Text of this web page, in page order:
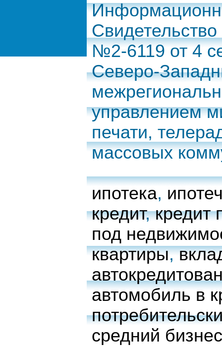
№2-6119 от 4
Северо-
управлением
печати,
массовых
ипотека,
кредит,кредит
под
квартиры,
автомобиль в
средний бизнес